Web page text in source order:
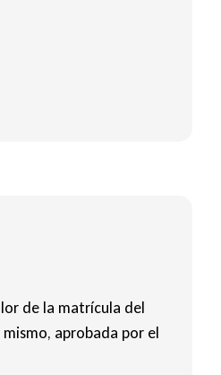
de la matrícula del
aprobada por el